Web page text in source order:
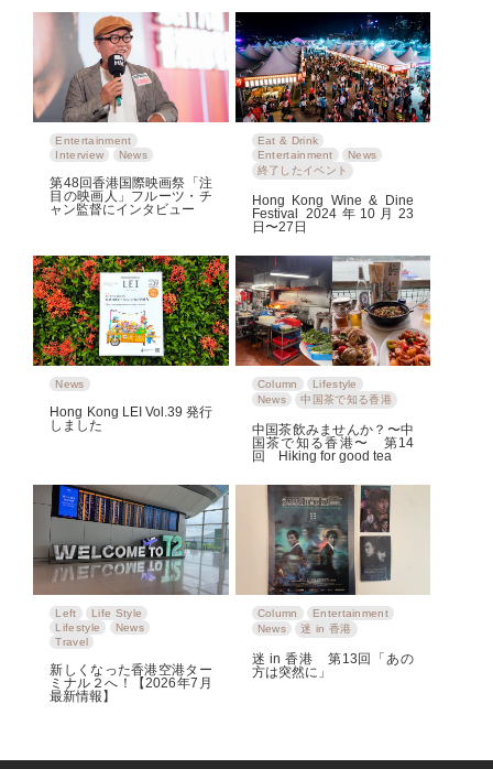
Entertainment
Interview
News
第48回香港国際映画祭「注
目の映画人」フルーツ・チ
ャン監督にインタビュー
Eat & Drink
Entertainment
News
終了したイベント
Hong Kong Wine & Dine
Festival 2024年10月23
日〜27日
News
Hong Kong LEI Vol.39 発行
しました
Column
Lifestyle
News
中国茶で知る香港
中国茶飲みませんか？〜中
国茶で知る香港〜 第14
回 Hiking for good tea
Left
Life Style
Lifestyle
News
Travel
新しくなった香港空港ター
ミナル２へ！【2026年7月
最新情報】
Column
Entertainment
News
迷 in 香港
迷 in 香港 第13回「あの
方は突然に」